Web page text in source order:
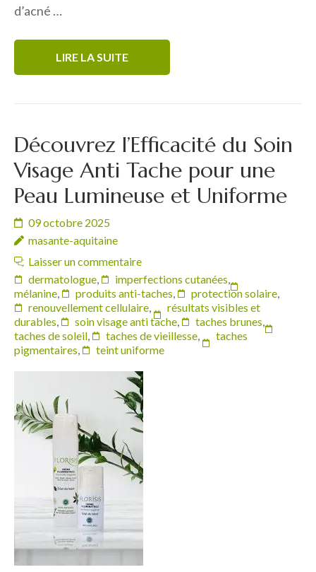
d’acné …
LIRE LA SUITE
Découvrez l’Efficacité du Soin
Visage Anti Tache pour une
Peau Lumineuse et Uniforme
09 octobre 2025
masante-aquitaine
Laisser un commentaire
dermatologue, imperfections cutanées,
mélanine, produits anti-taches, protection solaire,
renouvellement cellulaire,
résultats visibles et
durables, soin visage anti tache, taches brunes,
taches de soleil, taches de vieillesse,
taches
pigmentaires, teint uniforme